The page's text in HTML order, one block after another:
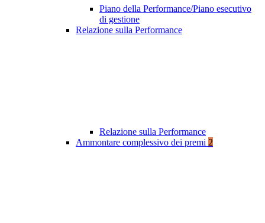
Piano della Performance/Piano esecutivo
di gestione
Relazione sulla Performance
Relazione sulla Performance
Ammontare complessivo dei premi 2